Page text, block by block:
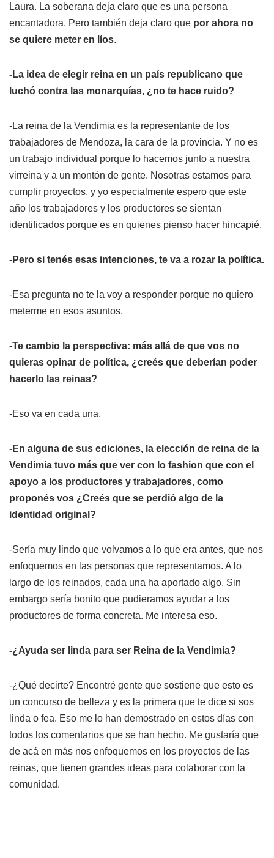
Laura. La soberana deja claro que es una persona
encantadora. Pero también deja claro que por ahora no
se quiere meter en líos.
-La idea de elegir reina en un país republicano que
luchó contra las monarquías, ¿no te hace ruido?
-La reina de la Vendimia es la representante de los
trabajadores de Mendoza, la cara de la provincia. Y no es
un trabajo individual porque lo hacemos junto a nuestra
virreina y a un montón de gente. Nosotras estamos para
cumplir proyectos, y yo especialmente espero que este
año los trabajadores y los productores se sientan
identificados porque es en quienes pienso hacer hincapié.
-Pero si tenés esas intenciones, te va a rozar la política.
-Esa pregunta no te la voy a responder porque no quiero
meterme en esos asuntos.
-Te cambio la perspectiva: más allá de que vos no
quieras opinar de política, ¿creés que deberían poder
hacerlo las reinas?
-Eso va en cada una.
-En alguna de sus ediciones, la elección de reina de la
Vendimia tuvo más que ver con lo fashion que con el
apoyo a los productores y trabajadores, como
proponés vos ¿Creés que se perdió algo de la
identidad original?
-Sería muy lindo que volvamos a lo que era antes, que nos
enfoquemos en las personas que representamos. A lo
largo de los reinados, cada una ha aportado algo. Sin
embargo sería bonito que pudieramos ayudar a los
productores de forma concreta. Me interesa eso.
-¿Ayuda ser linda para ser Reina de la Vendimia?
-¿Qué decirte? Encontré gente que sostiene que esto es
un concurso de belleza y es la primera que te dice si sos
linda o fea. Eso me lo han demostrado en estos días con
todos los comentarios que se han hecho. Me gustaría que
de acá en más nos enfoquemos en los proyectos de las
reinas, que tienen grandes ideas para colaborar con la
comunidad.